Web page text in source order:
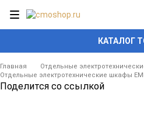
КАТАЛОГ
Главная
Отдельные
Отдельные электротехнические шкафы
Поделится со ссылкой